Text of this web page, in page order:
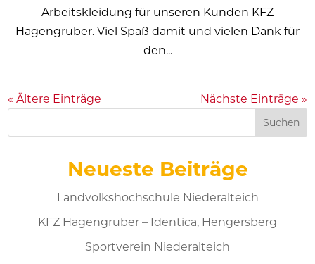
Arbeitskleidung für unseren Kunden KFZ
Hagengruber. Viel Spaß damit und vielen Dank für
den...
« Ältere Einträge Nächste Einträge »
Suchen
Neueste Beiträge
Landvolkshochschule Niederalteich
KFZ Hagengruber – Identica, Hengersberg
Sportverein Niederalteich